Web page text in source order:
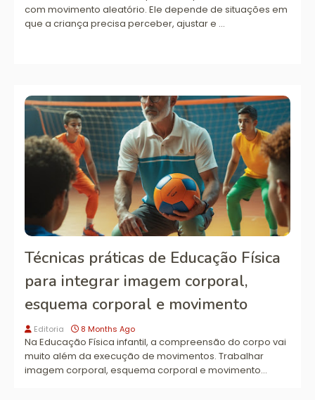
com movimento aleatório. Ele depende de situações em
que a criança precisa perceber, ajustar e …
Técnicas práticas de Educação Física
para integrar imagem corporal,
esquema corporal e movimento
Editoria 8 Months Ago
Na Educação Física infantil, a compreensão do corpo vai
muito além da execução de movimentos. Trabalhar
imagem corporal, esquema corporal e movimento…